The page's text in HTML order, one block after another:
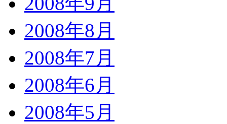
2008年8月
2008年7月
2008年6月
2008年5月